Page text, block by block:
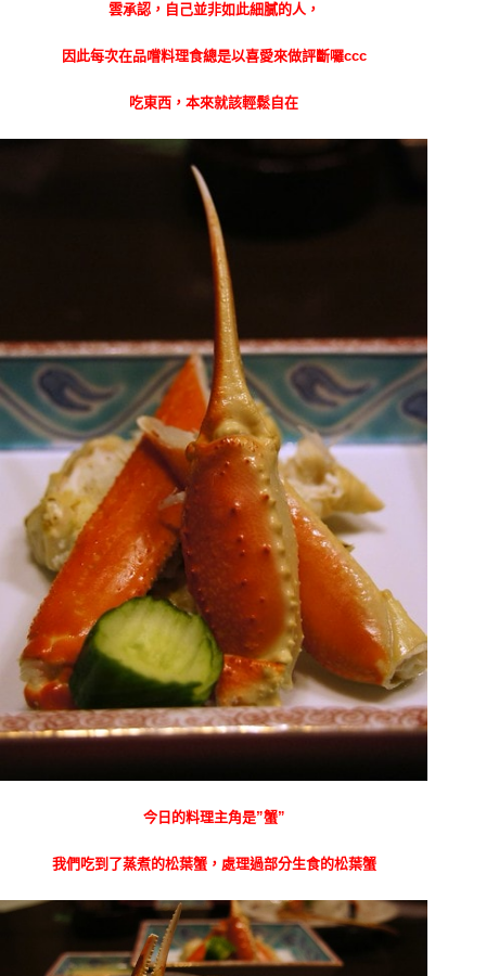
雲承認，自己並非如此細膩的人，
因此每次在品嚐料理食總是以喜愛來做評斷囉ccc
吃東西，本來就該輕鬆自在
今日的料理主角是”蟹”
我們吃到了蒸煮的松葉蟹，處理過部分生食的松葉蟹